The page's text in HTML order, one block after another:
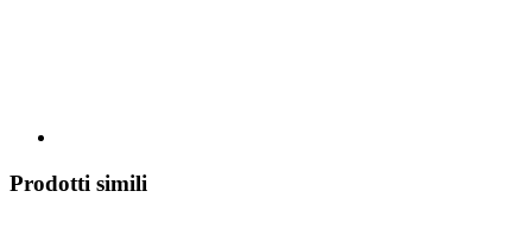
Prodotti simili